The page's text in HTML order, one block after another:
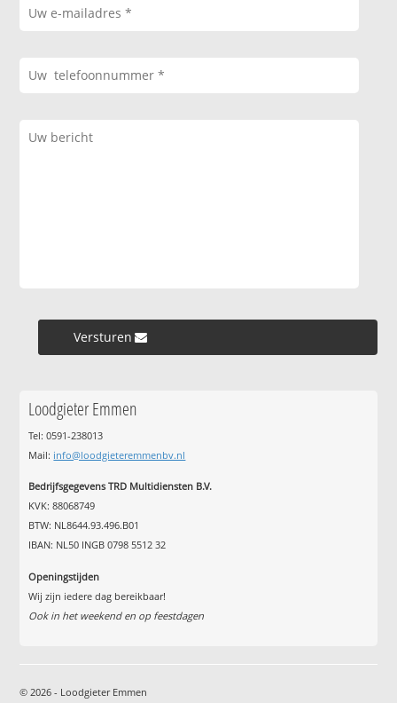
Versturen »
Loodgieter Emmen
Tel: 0591-238013
Mail: info@loodgieteremmenbv.nl
Bedrijfsgegevens TRD Multidiensten B.V.
KVK: 88068749
BTW: NL8644.93.496.B01
IBAN: NL50 INGB 0798 5512 32
Openingstijden
Wij zijn iedere dag bereikbaar!
Ook in het weekend en op feestdagen
© 2026 - Loodgieter Emmen